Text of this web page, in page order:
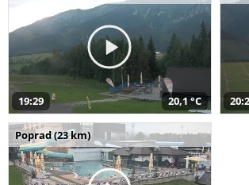
19:29 20,1 °C
Poprad (23 km)